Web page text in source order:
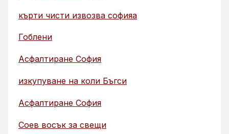
кърти чисти извозва софияа
Гоблени
Асфалтиране София
изкупуване на коли Бъгси
Асфалтиране София
Соев восък за свещи